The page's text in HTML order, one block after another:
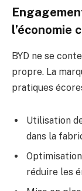
l’économie
BYD ne se
propre. La
pratiques
Utilisation
dans la
réduire les